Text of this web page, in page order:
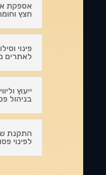
אספקת
חצץ
פינוי
לאתרים
ייעוץ
בניהול
התקנת
לפינוי